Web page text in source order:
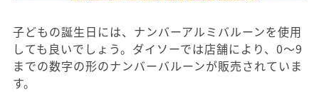
子どもの誕生日には、ナンバーアルミバルーンを使用
しても良いでしょう。ダイソーでは店舗により、0～9
までの数字の形のナンバーバルーンが販売されていま
す。